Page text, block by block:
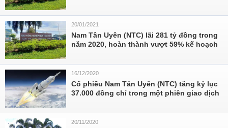
20/01/2021
Nam Tân Uyên (NTC) lãi 281 tỷ đồng trong
năm 2020, hoàn thành vượt 59% kế hoạch
16/12/2020
Cổ phiếu Nam Tân Uyên (NTC) tăng kỷ lục
37.000 đồng chỉ trong một phiên giao dịch
20/11/2020